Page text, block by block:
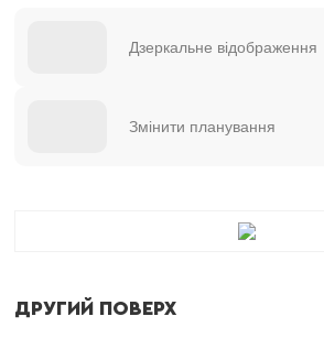
Дзеркальне відображення
Змінити планування
ДРУГИЙ ПОВЕРХ